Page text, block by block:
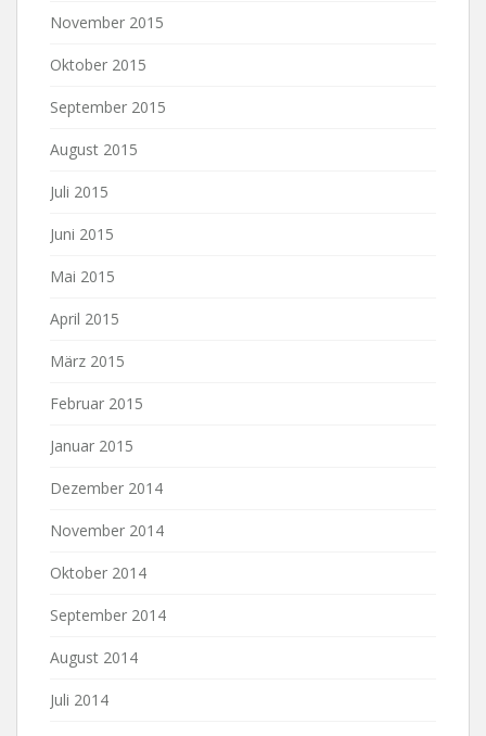
November 2015
Oktober 2015
September 2015
August 2015
Juli 2015
Juni 2015
Mai 2015
April 2015
März 2015
Februar 2015
Januar 2015
Dezember 2014
November 2014
Oktober 2014
September 2014
August 2014
Juli 2014